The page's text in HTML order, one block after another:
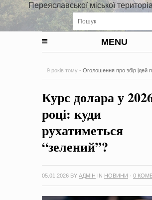
Переяславської міської
MENU
9 років тому - Оголошення про збір ідей
на період 2018 – 2020 роки Оголошення
проектів
0 Коментарів
Курс долара у
році: куди
рухатиметься
“зелений”?
05.01.2026 BY АДМІН IN НОВИНИ · 0